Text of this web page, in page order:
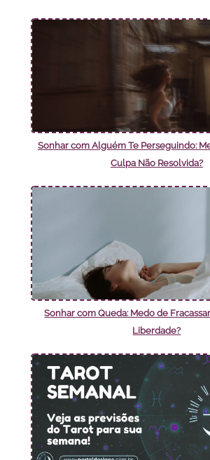
Sonhar com Alguém Te Perseguindo:
Culpa Não Resolvida?
Sonhar com Queda: Medo de
Liberdade?